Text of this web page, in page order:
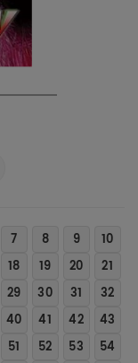
7 8 9
10
18 19 20
21
29 30 31
32
40 41 42
43
51 52 53
54